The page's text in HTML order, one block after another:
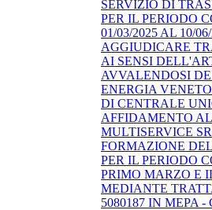
SERVIZIO DI
PER IL PERIODO
01/03/2025 AL 10/
AGGIUDICARE
AI SENSI
AVVALENDOSI
ENERGIA
DI CENTRALE
AFFIDAMENTO
MULTISERVICE
FORMAZIONE
PER IL PERIODO
PRIMO MARZO E
MEDIANTE
5080187 IN MEPA